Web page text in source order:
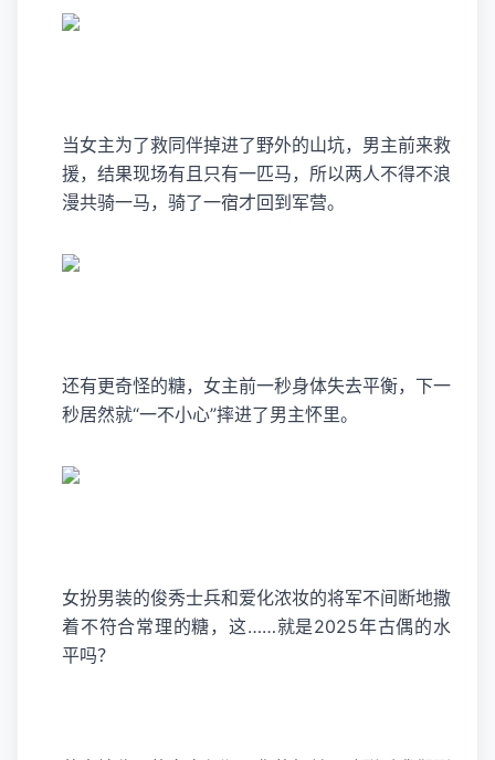
当女主为了救同伴掉进了野外的山坑，男主前来救
援，结果现场有且只有一匹马，所以两人不得不浪
漫共骑一马，骑了一宿才回到军营。
还有更奇怪的糖，女主前一秒身体失去平衡，下一
秒居然就“一不小心”摔进了男主怀里。
女扮男装的俊秀士兵和爱化浓妆的将军不间断地撒
着不符合常理的糖，这……就是2025年古偶的水
平吗？